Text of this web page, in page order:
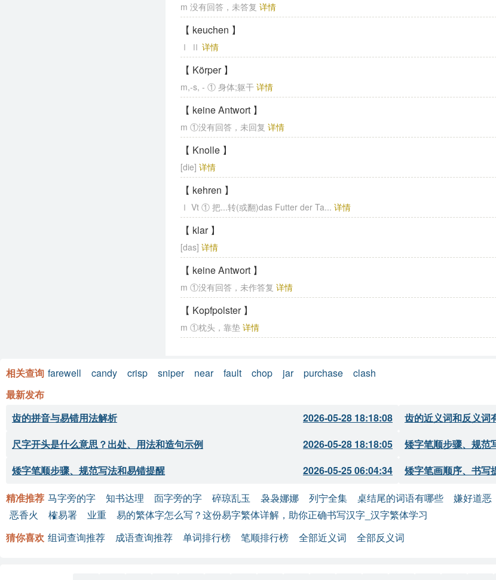
m 没有回答，未答复详情
【 keuchen 】
Ⅰ Ⅱ详情
【 Körper 】
m,-s, - ① 身体;躯干详情
【 keine Antwort 】
m ①没有回答，未回复详情
【 Knolle 】
[die]详情
【 kehren 】
Ⅰ Vt ① 把...转(或翻)das Futter der Ta...详情
【 klar 】
[das]详情
【 keine Antwort 】
m ①没有回答，未作答复详情
【 Kopfpolster 】
m ①枕头，靠垫详情
相关查询 farewell candy crisp sniper near fault chop jar purchase
clash
最新发布
齿的拼音与易错用法解析
2026-05-28 18:18:08 齿的近义词和反义词
尺字开头是什么意思？出处、用法和造句示例
2026-05-28 18:18:05 矮字笔顺步骤、规范
矮字笔顺步骤、规范写法和易错提醒
2026-05-25 06:04:34 矮字笔画顺序、书写
精准推荐 马字旁的字 知书达理 靣字旁的字 碎琼乱玉 袅袅娜娜 列宁全集 桌结尾的词语有哪些 嫌好道恶
恶香火
榷易署 业重
易的繁体字怎么写？这份易字繁体详解，助你正确书写汉字_汉字繁体学习
猜你喜欢 组词查询推荐 成语查询推荐 单词排行榜 笔顺排行榜 全部近义词 全部反义词